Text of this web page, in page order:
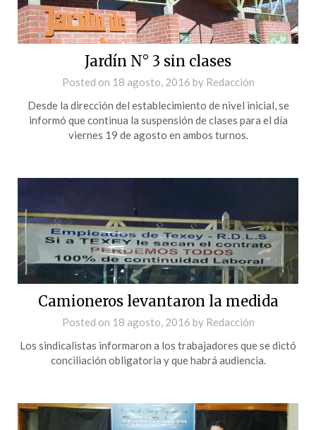
Jardín N° 3 sin clases
Posted on 18 agosto, 2016 by Redacción
Desde la dirección del establecimiento de nivel inicial, se
informó que continua la suspensión de clases para el día
viernes 19 de agosto en ambos turnos.
Camioneros levantaron la medida
Posted on 18 agosto, 2016 by Redacción
Los sindicalistas informaron a los trabajadores que se dictó
conciliación obligatoria y que habrá audiencia.